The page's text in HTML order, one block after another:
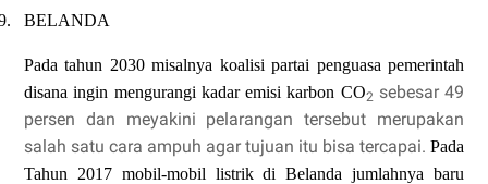
BELANDA
Pada tahun 2030 misalnya koalisi partai penguasa pemerintah
disana ingin mengurangi kadar emisi karbon CO2 sebesar 49
persen dan meyakini pelarangan tersebut merupakan
salah satu cara ampuh agar tujuan itu bisa tercapai. Pada
Tahun 2017 mobil-mobil listrik di Belanda jumlahnya baru